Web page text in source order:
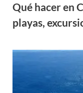
Qué hacer en
playas,